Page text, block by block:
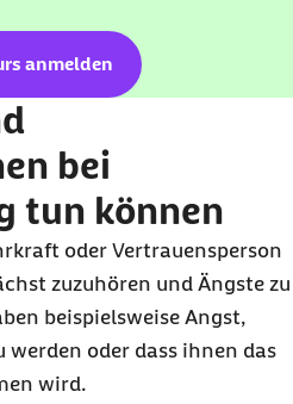
anmelden
bei
tun können
oder Vertrauensperson
zuzuhören und Ängste zu
beispielsweise Angst,
oder dass ihnen das
wird.